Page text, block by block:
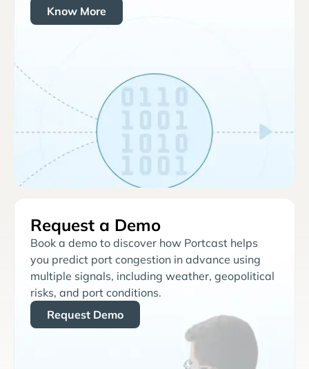
Know More
Request a Demo
Book a demo to discover how Portcast helps
you predict port congestion in advance using
multiple signals, including weather, geopolitical
risks, and port conditions.
Request Demo